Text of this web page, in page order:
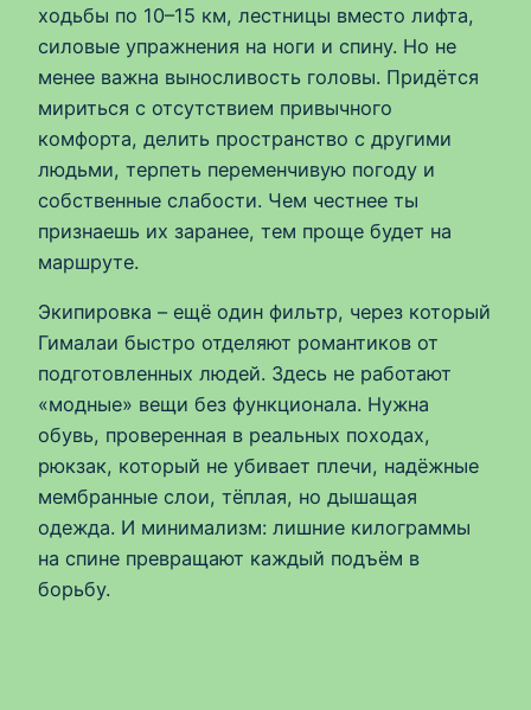
ходьбы по 10–15 км, лестницы вместо лифта,
силовые упражнения на ноги и спину. Но не
менее важна выносливость головы. Придётся
мириться с отсутствием привычного
комфорта, делить пространство с другими
людьми, терпеть переменчивую погоду и
собственные слабости. Чем честнее ты
признаешь их заранее, тем проще будет на
маршруте.
Экипировка – ещё один фильтр, через который
Гималаи быстро отделяют романтиков от
подготовленных людей. Здесь не работают
«модные» вещи без функционала. Нужна
обувь, проверенная в реальных походах,
рюкзак, который не убивает плечи, надёжные
мембранные слои, тёплая, но дышащая
одежда. И минимализм: лишние килограммы
на спине превращают каждый подъём в
борьбу.